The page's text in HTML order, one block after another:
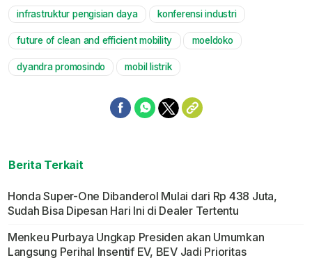
infrastruktur pengisian daya konferensi industri
future of clean and efficient mobility moeldoko
dyandra promosindo mobil listrik
Berita Terkait
Honda Super-One Dibanderol Mulai dari Rp 438 Juta,
Sudah Bisa Dipesan Hari Ini di Dealer Tertentu
Menkeu Purbaya Ungkap Presiden akan Umumkan
Langsung Perihal Insentif EV, BEV Jadi Prioritas